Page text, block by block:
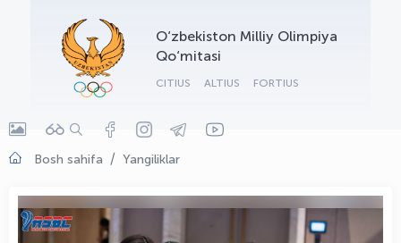
O‘zbekiston Milliy Olimpiya
Qo‘mitasi
CITIUS ALTIUS FORTIUS
Bosh sahifa Yangiliklar
OLYMPCHIK AI - yordamchi
Onlayn · olympic.uz